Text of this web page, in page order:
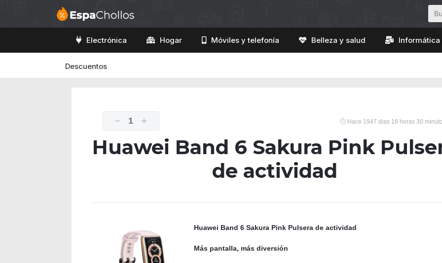
Electrónica Hogar Móviles y telefonía Belleza y salud
Descuentos
1 Hace 1947 dias 16 horas 30
Huawei Band 6 Sakura Pink
de actividad
Huawei Band 6 Sakura Pink Pulsera de actividad
Más pantalla, más diversión